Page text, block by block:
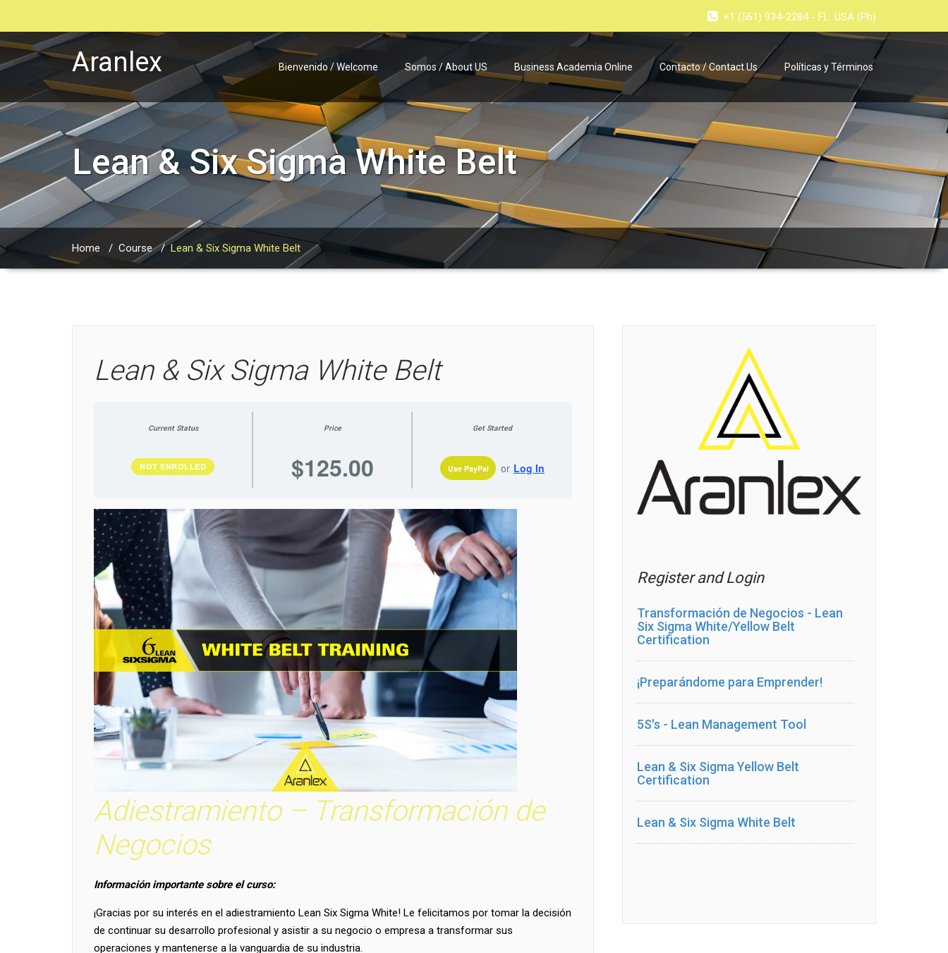
+1 (561) 934-2284 - FL. USA (Ph)
Aranlex Bienvenido / Welcome Somos / About US Business Academia Online Contacto / Contact Us Políticas y Términos
Lean & Six Sigma White Belt
Home / Course/Lean & Six Sigma White Belt
Lean & Six Sigma White Belt
Current Status
NOT ENROLLED
Price
$125.00
Get Started
Use PayPal or Log In
Adiestramiento – Transformación de
Negocios
Información importante sobre el curso:
¡Gracias por su interés en el adiestramiento Lean Six Sigma White! Le felicitamos por tomar la decisión
de continuar su desarrollo profesional y asistir a su negocio o empresa a transformar sus
operaciones y mantenerse a la vanguardia de su industria.
Register and Login
Transformación de Negocios - Lean
Six Sigma White/Yellow Belt
Certification
¡Preparándome para Emprender!
5S's - Lean Management Tool
Lean & Six Sigma Yellow Belt
Certification
Lean & Six Sigma White Belt